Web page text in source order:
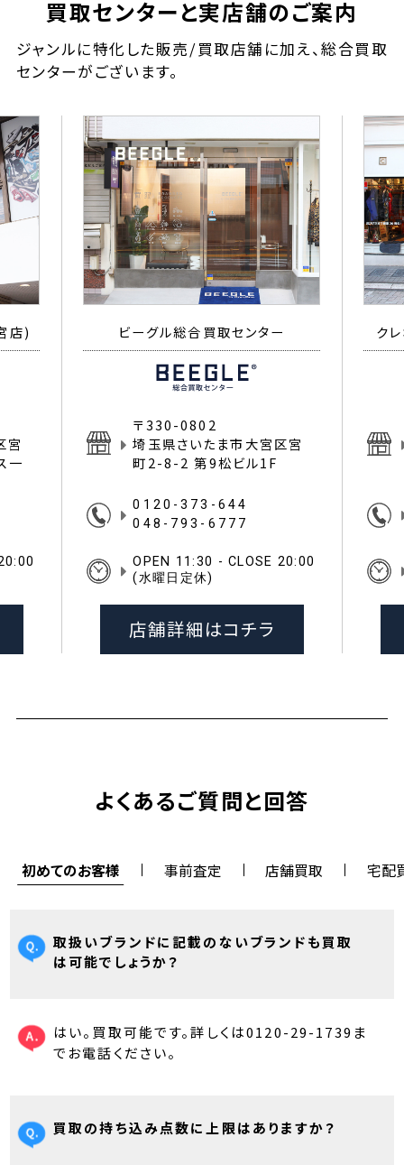
買取センターと実店舗のご案内
ジャンルに特化した販売/買取店舗に加え、総合買取
センターがございます。
店)
宮
一
ビーグル総合買取センター
〒330-0802
埼玉県さいたま市大宮区宮
町2-8-2 第9松ビル1F
0120-373-644
048-793-6777
OPEN 11:30 - CLOSE 20:00
(水曜日定休)
店舗詳細はコチラ
ク
よくあるご質問と回答
初めてのお客様 事前査定 店舗買取 宅配
取扱いブランドに記載のないブランドも買取
は可能でしょうか？
はい。買取可能です。詳しくは0120-29-1739ま
でお電話ください。
買取の持ち込み点数に上限はありますか？